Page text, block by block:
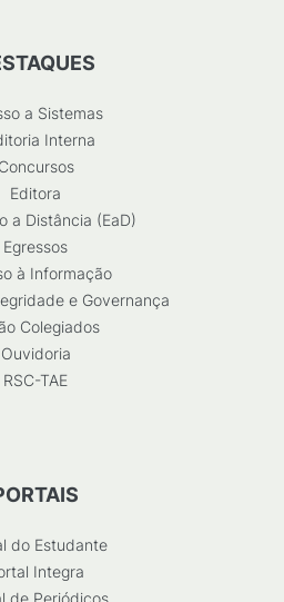
a Sistemas
Interna
Concursos
Editora
a Distância (EaD)
Egressos
à Informação
e Governança
Colegiados
Ouvidoria
RSC-TAE
do Estudante
Integra
de Periódicos